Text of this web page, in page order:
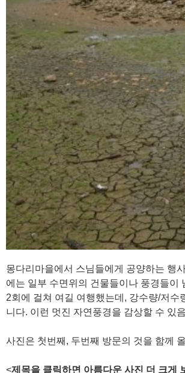
몽다리마을에서 스님들에게 공양하는 행
에는 일부 수면위의 건물들이나 풍경들이
2회에 걸쳐 여길 여행했는데, 강수량/저
니다. 이런 멋진 자연풍경을 감상할 수 있
사진은 첫번째, 두번째 방문의 것을 함께
<제목을 클릭하면 아름다운 사진 더 크게